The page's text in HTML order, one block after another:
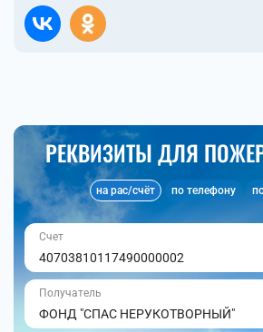
РЕКВИЗИТЫ ДЛЯ
на рас/счёт по телефону
Счет
40703810117490000002
Получатель
ФОНД "СПАС НЕРУКОТВОРНЫЙ"